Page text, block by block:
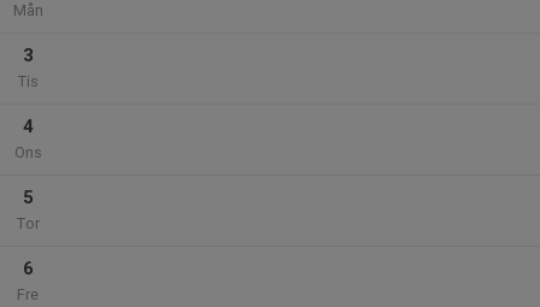
Mån
3
Tis
4
Ons
5
Tor
6
Fre